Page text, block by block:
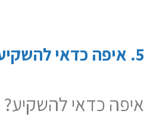
5. איפה כדאי להשקיע?
איפה כדאי להשקיע?